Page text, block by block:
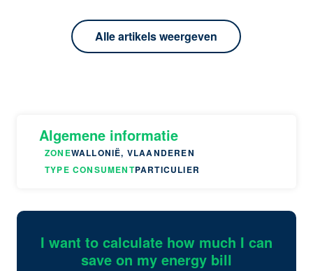
Alle artikels weergeven
Algemene informatie
ZONEWALLONIË, VLAANDEREN
TYPE CONSUMENTPARTICULIER
I want to calculate how much I can
save on my energy bill